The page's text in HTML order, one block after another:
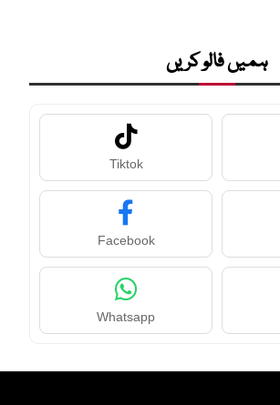
ہمیں فالو کریں
Tiktok
Facebook
Whatsapp